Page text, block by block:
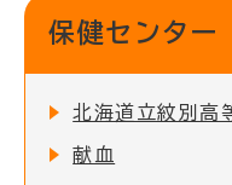
保健センター
北海道立紋別高
献血